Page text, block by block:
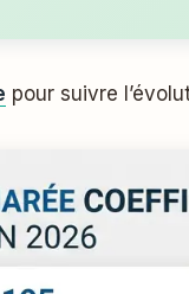
pour suivre